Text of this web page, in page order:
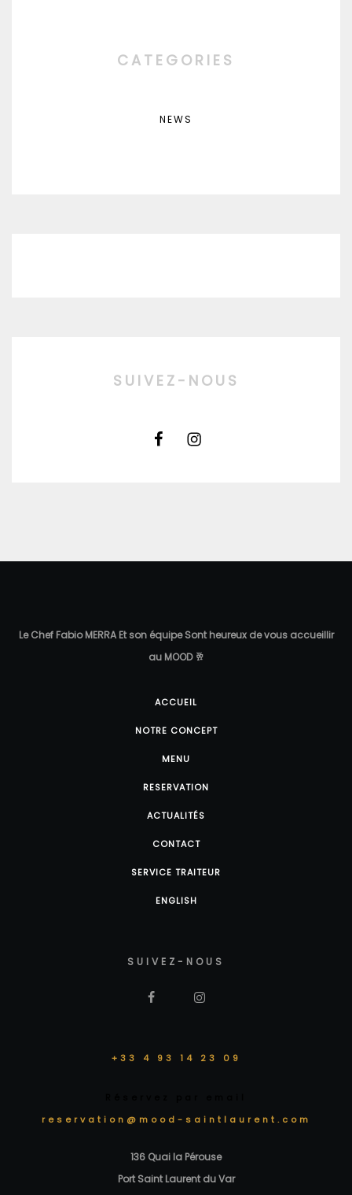
CATEGORIES
NEWS
SUIVEZ-NOUS
Le Chef Fabio MERRA Et son équipe Sont heureux de vous accueillir
au MOOD 🥂
ACCUEIL
NOTRE CONCEPT
MENU
RESERVATION
ACTUALITÉS
CONTACT
SERVICE TRAITEUR
ENGLISH
SUIVEZ-NOUS
+33 4 93 14 23 09
reservation@mood-saintlaurent.com
136 Quai la Pérouse
Port Saint Laurent du Var